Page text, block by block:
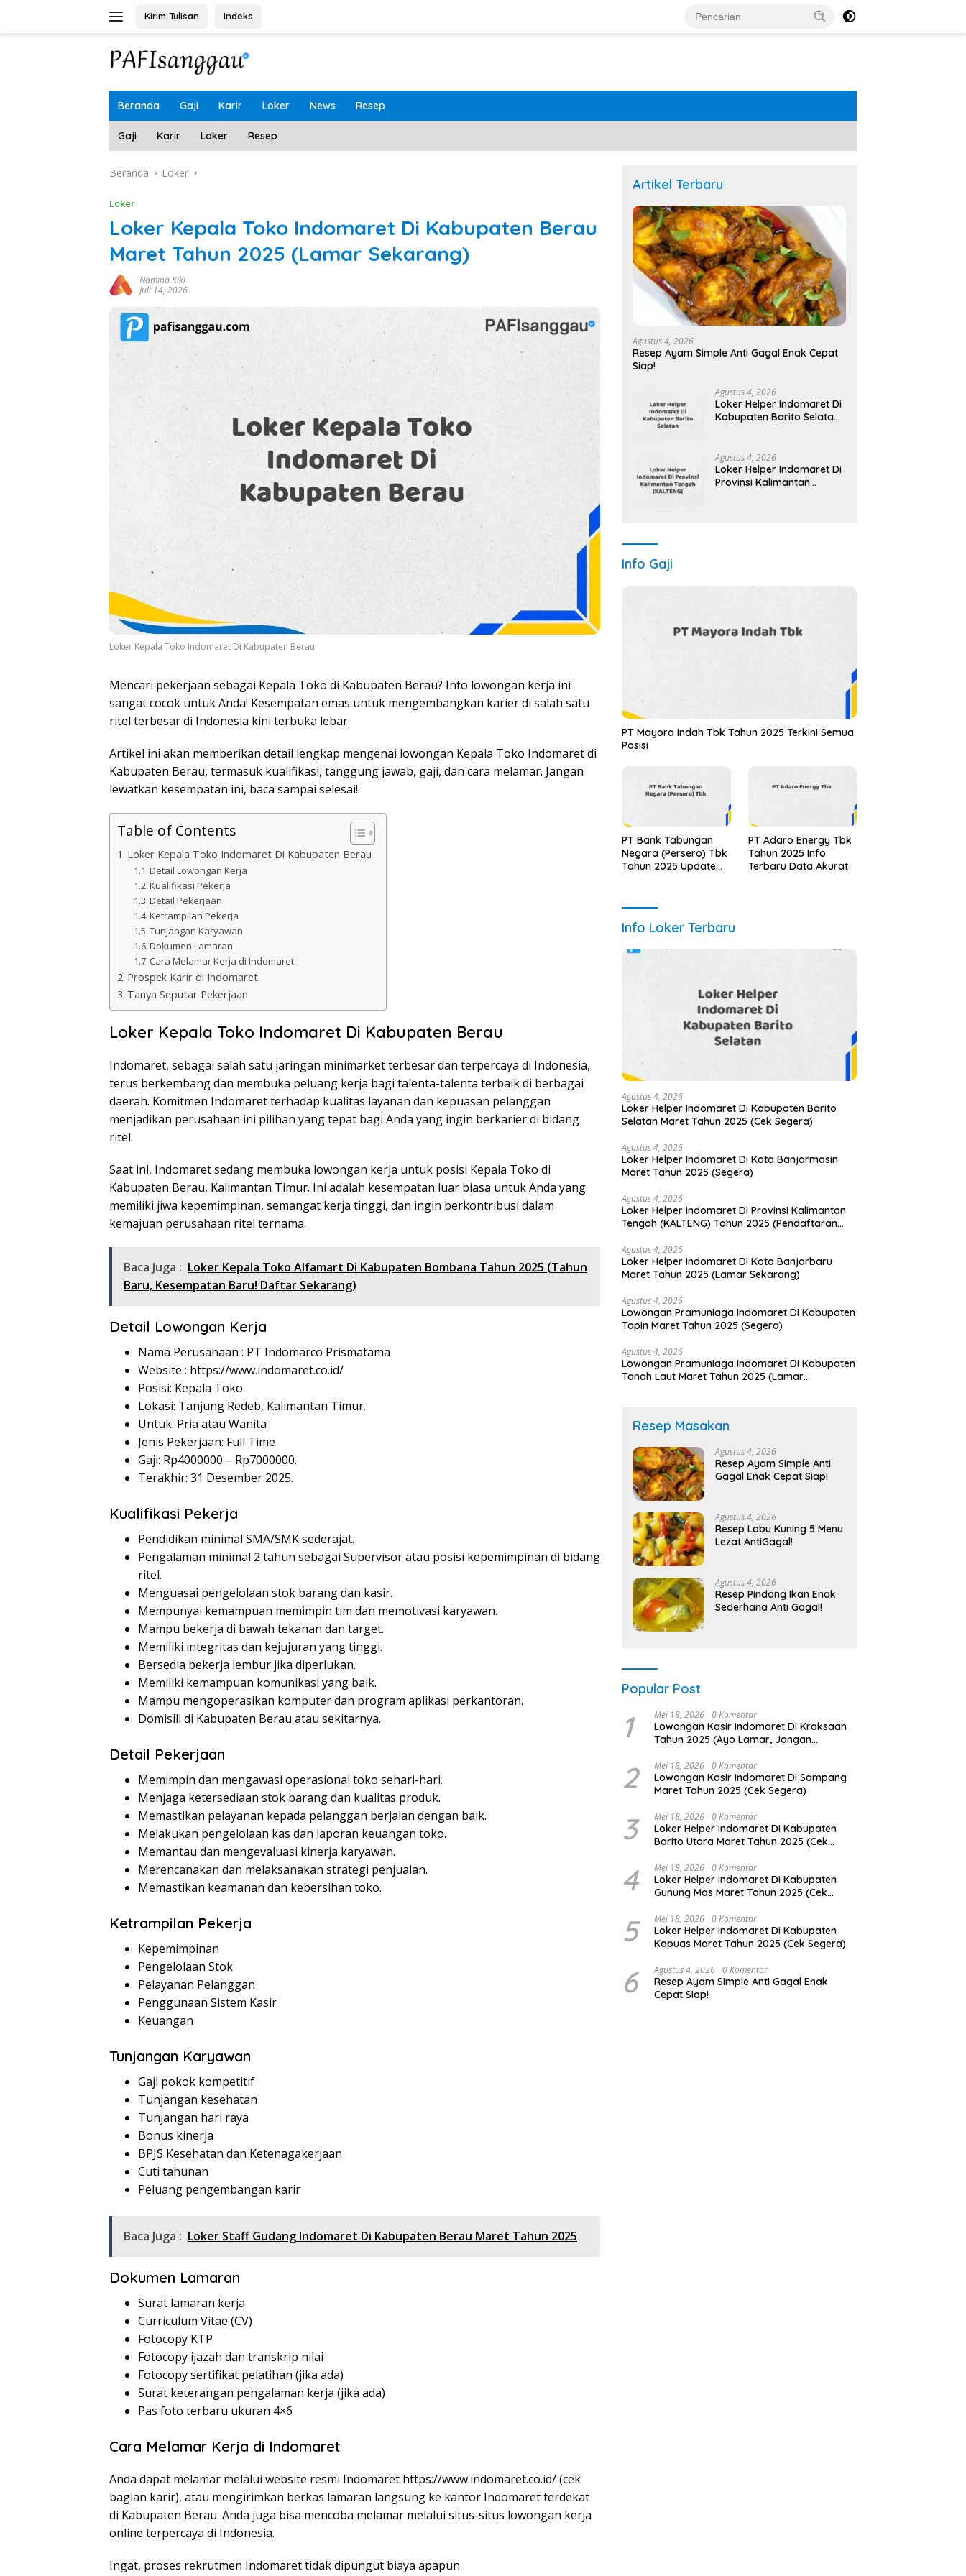
Kirim Tulisan Indeks
Beranda Gaji Karir Loker News Resep
Gaji Karir Loker Resep
Beranda Loker
Loker
Loker Kepala Toko Indomaret Di Kabupaten Berau
Maret Tahun 2025 (Lamar Sekarang)
Namina Kiki
Juli 14, 2026
Loker Kepala Toko Indomaret Di Kabupaten Berau
Mencari pekerjaan sebagai Kepala Toko di Kabupaten Berau? Info lowongan kerja ini
sangat cocok untuk Anda! Kesempatan emas untuk mengembangkan karier di salah satu
ritel terbesar di Indonesia kini terbuka lebar.
Artikel ini akan memberikan detail lengkap mengenai lowongan Kepala Toko Indomaret di
Kabupaten Berau, termasuk kualifikasi, tanggung jawab, gaji, dan cara melamar. Jangan
lewatkan kesempatan ini, baca sampai selesai!
Table of Contents
Loker Kepala Toko Indomaret Di Kabupaten Berau
Detail Lowongan Kerja
Kualifikasi Pekerja
Detail Pekerjaan
Ketrampilan Pekerja
Tunjangan Karyawan
Dokumen Lamaran
Cara Melamar Kerja di Indomaret
Prospek Karir di Indomaret
Tanya Seputar Pekerjaan
Loker Kepala Toko Indomaret Di Kabupaten Berau
Indomaret, sebagai salah satu jaringan minimarket terbesar dan terpercaya di Indonesia,
terus berkembang dan membuka peluang kerja bagi talenta-talenta terbaik di berbagai
daerah. Komitmen Indomaret terhadap kualitas layanan dan kepuasan pelanggan
menjadikan perusahaan ini pilihan yang tepat bagi Anda yang ingin berkarier di bidang
ritel.
Saat ini, Indomaret sedang membuka lowongan kerja untuk posisi Kepala Toko di
Kabupaten Berau, Kalimantan Timur. Ini adalah kesempatan luar biasa untuk Anda yang
memiliki jiwa kepemimpinan, semangat kerja tinggi, dan ingin berkontribusi dalam
kemajuan perusahaan ritel ternama.
Baca Juga : Loker Kepala Toko Alfamart Di Kabupaten Bombana Tahun 2025 (Tahun
Baru, Kesempatan Baru! Daftar Sekarang)
Detail Lowongan Kerja
Nama Perusahaan : PT Indomarco Prismatama
Website : https://www.indomaret.co.id/
Posisi: Kepala Toko
Lokasi: Tanjung Redeb, Kalimantan Timur.
Untuk: Pria atau Wanita
Jenis Pekerjaan: Full Time
Gaji: Rp4000000 – Rp7000000.
Terakhir: 31 Desember 2025.
Kualifikasi Pekerja
Pendidikan minimal SMA/SMK sederajat.
Pengalaman minimal 2 tahun sebagai Supervisor atau posisi kepemimpinan di bidang
ritel.
Menguasai pengelolaan stok barang dan kasir.
Mempunyai kemampuan memimpin tim dan memotivasi karyawan.
Mampu bekerja di bawah tekanan dan target.
Memiliki integritas dan kejujuran yang tinggi.
Bersedia bekerja lembur jika diperlukan.
Memiliki kemampuan komunikasi yang baik.
Mampu mengoperasikan komputer dan program aplikasi perkantoran.
Domisili di Kabupaten Berau atau sekitarnya.
Detail Pekerjaan
Memimpin dan mengawasi operasional toko sehari-hari.
Menjaga ketersediaan stok barang dan kualitas produk.
Memastikan pelayanan kepada pelanggan berjalan dengan baik.
Melakukan pengelolaan kas dan laporan keuangan toko.
Memantau dan mengevaluasi kinerja karyawan.
Merencanakan dan melaksanakan strategi penjualan.
Memastikan keamanan dan kebersihan toko.
Ketrampilan Pekerja
Kepemimpinan
Pengelolaan Stok
Pelayanan Pelanggan
Penggunaan Sistem Kasir
Keuangan
Tunjangan Karyawan
Gaji pokok kompetitif
Tunjangan kesehatan
Tunjangan hari raya
Bonus kinerja
BPJS Kesehatan dan Ketenagakerjaan
Cuti tahunan
Peluang pengembangan karir
Baca Juga : Loker Staff Gudang Indomaret Di Kabupaten Berau Maret Tahun 2025
Dokumen Lamaran
Surat lamaran kerja
Curriculum Vitae (CV)
Fotocopy KTP
Fotocopy ijazah dan transkrip nilai
Fotocopy sertifikat pelatihan (jika ada)
Surat keterangan pengalaman kerja (jika ada)
Pas foto terbaru ukuran 4×6
Cara Melamar Kerja di Indomaret
Anda dapat melamar melalui website resmi Indomaret https://www.indomaret.co.id/(cek
bagian karir), atau mengirimkan berkas lamaran langsung ke kantor Indomaret terdekat
di Kabupaten Berau. Anda juga bisa mencoba melamar melalui situs-situs lowongan kerja
online terpercaya di Indonesia.
Ingat, proses rekrutmen Indomaret tidak dipungut biaya apapun.
Artikel Terbaru
Agustus 4, 2026
Resep Ayam Simple Anti Gagal Enak Cepat
Siap!
Agustus 4, 2026
Loker Helper Indomaret Di
Kabupaten Barito Selatan
Agustus 4, 2026
Loker Helper Indomaret Di
Provinsi Kalimantan
Info Gaji
PT Mayora Indah Tbk Tahun 2025 Terkini Semua
Posisi
PT Bank Tabungan
Negara (Persero) Tbk
Tahun 2025 Update
PT Adaro Energy Tbk
Tahun 2025 Info
Terbaru Data Akurat
Info Loker Terbaru
Agustus 4, 2026
Loker Helper Indomaret Di Kabupaten Barito
Selatan Maret Tahun 2025 (Cek Segera)
Agustus 4, 2026
Loker Helper Indomaret Di Kota Banjarmasin
Maret Tahun 2025 (Segera)
Agustus 4, 2026
Loker Helper Indomaret Di Provinsi Kalimantan
Tengah (KALTENG) Tahun 2025 (Pendaftaran
Agustus 4, 2026
Loker Helper Indomaret Di Kota Banjarbaru
Maret Tahun 2025 (Lamar Sekarang)
Agustus 4, 2026
Lowongan Pramuniaga Indomaret Di Kabupaten
Tapin Maret Tahun 2025 (Segera)
Agustus 4, 2026
Lowongan Pramuniaga Indomaret Di Kabupaten
Tanah Laut Maret Tahun 2025 (Lamar
Resep Masakan
Agustus 4, 2026
Resep Ayam Simple Anti
Gagal Enak Cepat Siap!
Agustus 4, 2026
Resep Labu Kuning 5 Menu
Lezat AntiGagal!
Agustus 4, 2026
Resep Pindang Ikan Enak
Sederhana Anti Gagal!
Popular Post
1 Mei 18, 2026 0 Komentar
Lowongan Kasir Indomaret Di Kraksaan
Tahun 2025 (Ayo Lamar, Jangan
2 Mei 18, 2026 0 Komentar
Lowongan Kasir Indomaret Di Sampang
Maret Tahun 2025 (Cek Segera)
3 Mei 18, 2026 0 Komentar
Loker Helper Indomaret Di Kabupaten
Barito Utara Maret Tahun 2025 (Cek
4 Mei 18, 2026 0 Komentar
Loker Helper Indomaret Di Kabupaten
Gunung Mas Maret Tahun 2025 (Cek
5 Mei 18, 2026 0 Komentar
Loker Helper Indomaret Di Kabupaten
Kapuas Maret Tahun 2025 (Cek Segera)
6 Agustus 4, 2026 0 Komentar
Resep Ayam Simple Anti Gagal Enak
Cepat Siap!